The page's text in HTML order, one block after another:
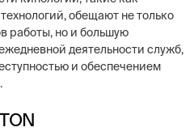
обещают не только
работы, но и большую
деятельности служб,
и обеспечением